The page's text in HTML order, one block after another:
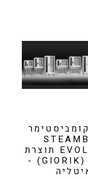
EVOLUTION תוצרת
גיוריק (GIORIK) -